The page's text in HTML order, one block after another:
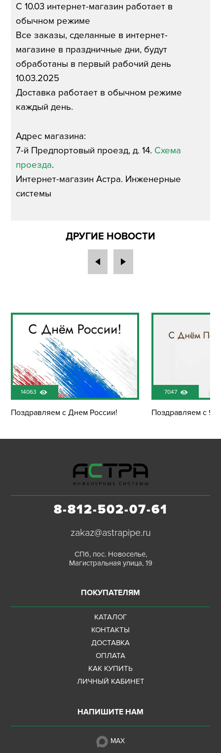
С 10.03 интернет-магазин работает в
обычном режиме
Все заказы, сделанные в интернет-
магазине в праздничные дни, будут
обработаны в первый рабочий день
10.03.2025
Доставка работает в обычном режиме
каждый день.
Адрес магазина:
7-й Предпортовый проезд, д. 14. Схема
проезда.
Интернет-магазин Астра. Инженерные
системы
ДРУГИЕ НОВОСТИ
14063
Поздравляем с Днем России!
7047
Поздравляем с 9
8-812-502-07-61
zakaz@astrapipe.ru
СПб, пос. Новоселье,
Магистральная улица, 19
ПОКУПАТЕЛЯМ
КАТАЛОГ
КОНТАКТЫ
ДОСТАВКА
ОПЛАТА
КАК КУПИТЬ
ЛИЧНЫЙ КАБИНЕТ
НАПИШИТЕ НАМ
MAX